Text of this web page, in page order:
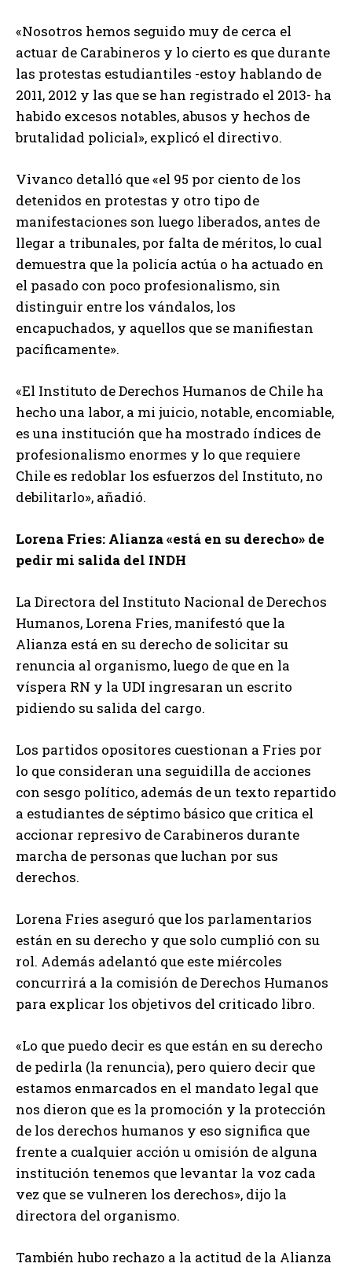
«Nosotros hemos seguido muy de cerca el
actuar de Carabineros y lo cierto es que durante
las protestas estudiantiles -estoy hablando de
2011, 2012 y las que se han registrado el 2013- ha
habido excesos notables, abusos y hechos de
brutalidad policial», explicó el directivo.
Vivanco detalló que «el 95 por ciento de los
detenidos en protestas y otro tipo de
manifestaciones son luego liberados, antes de
llegar a tribunales, por falta de méritos, lo cual
demuestra que la policía actúa o ha actuado en
el pasado con poco profesionalismo, sin
distinguir entre los vándalos, los
encapuchados, y aquellos que se manifiestan
pacíficamente».
«El Instituto de Derechos Humanos de Chile ha
hecho una labor, a mi juicio, notable, encomiable,
es una institución que ha mostrado índices de
profesionalismo enormes y lo que requiere
Chile es redoblar los esfuerzos del Instituto, no
debilitarlo», añadió.
Lorena Fries: Alianza «está en su derecho» de
pedir mi salida del INDH
La Directora del Instituto Nacional de Derechos
Humanos, Lorena Fries, manifestó que la
Alianza está en su derecho de solicitar su
renuncia al organismo, luego de que en la
víspera RN y la UDI ingresaran un escrito
pidiendo su salida del cargo.
Los partidos opositores cuestionan a Fries por
lo que consideran una seguidilla de acciones
con sesgo político, además de un texto repartido
a estudiantes de séptimo básico que critica el
accionar represivo de Carabineros durante
marcha de personas que luchan por sus
derechos.
Lorena Fries aseguró que los parlamentarios
están en su derecho y que solo cumplió con su
rol. Además adelantó que este miércoles
concurrirá a la comisión de Derechos Humanos
para explicar los objetivos del criticado libro.
«Lo que puedo decir es que están en su derecho
de pedirla (la renuncia), pero quiero decir que
estamos enmarcados en el mandato legal que
nos dieron que es la promoción y la protección
de los derechos humanos y eso significa que
frente a cualquier acción u omisión de alguna
institución tenemos que levantar la voz cada
vez que se vulneren los derechos», dijo la
directora del organismo.
También hubo rechazo a la actitud de la Alianza